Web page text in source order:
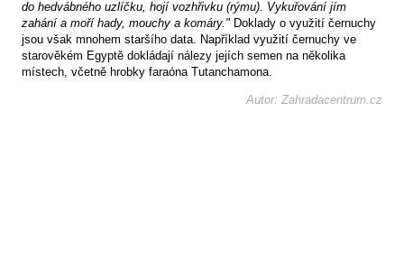
do hedvábného uzlíčku, hojí vozhřivku (rýmu). Vykuřování jím
zahání a moří hady, mouchy a komáry." Doklady o využití černuchy
jsou však mnohem staršího data. Například využití černuchy ve
starověkém Egyptě dokládají nálezy jejích semen na několika
místech, včetně hrobky faraóna Tutanchamona.
Autor: Zahradacentrum.cz